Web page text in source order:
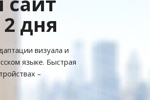
Стройте работу в
помощью одной из самых
Помогаем выбрать
сервисами и